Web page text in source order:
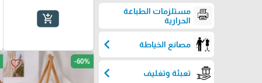
مستلزمات الطباعة
الحرارية
مصانع الخياطة chevron_left
تعبئة وتغليف chevron_left
add_shopping_cart
favorite_border -60%